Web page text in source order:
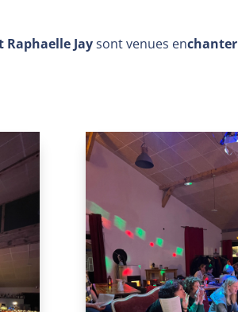
Raphaelle Jaysont venues enchanter